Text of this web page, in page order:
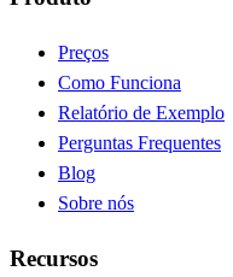
Preços
Como Funciona
Relatório de Exemplo
Perguntas Frequentes
Blog
Sobre nós
Recursos